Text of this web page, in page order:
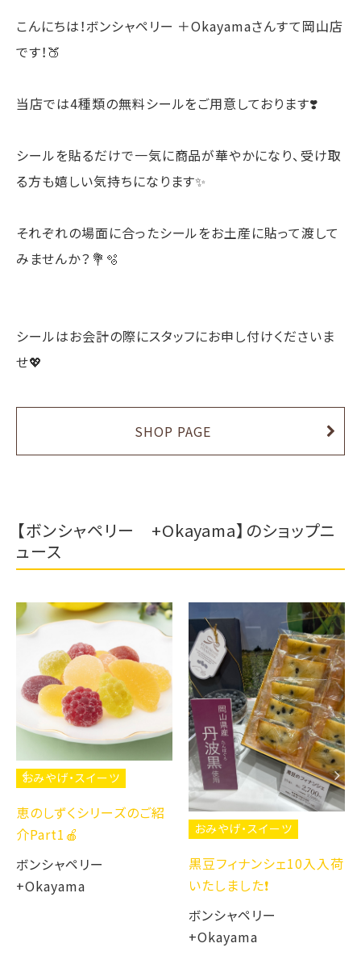
こんにちは！ボンシャペリー ＋Okayamaさんすて岡山店
です！🍑
当店では4種類の無料シールをご用意しております❣️
シールを貼るだけで一気に商品が華やかになり、受け取
る方も嬉しい気持ちになります✨
それぞれの場面に合ったシールをお土産に貼って渡して
みませんか？💐🫧
シールはお会計の際にスタッフにお申し付けくださいま
せ💖
SHOP PAGE
【ボンシャペリー +Okayama】のショップニ
ュース
おみやげ・スイーツ
恵のしずくシリーズのご紹
介Part1🍎
ボンシャペリー
+Okayama
おみやげ・スイーツ
黒豆フィナンシェ10入入荷
いたしました❗️
ボンシャペリー
+Okayama